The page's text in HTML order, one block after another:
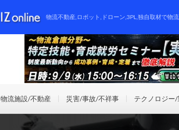
物流不動産,ロボット,ドローン,3PL,独自取材で物
物流施設/不動産 災害/事故/不祥事 テクノロジー/